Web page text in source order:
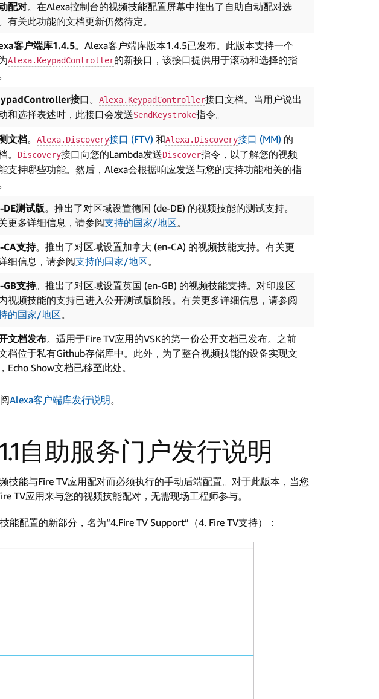
配对。在Alexa控制台的视频技能配置屏幕中推出了自助自动配对选
有关此功能的文档更新仍然待定。
客户端库1.4.5。Alexa客户端库版本1.4.5已发布。此版本支持一个
Alexa.KeypadController的新接口，该接口提供用于滚动和选择的指
接口。 Alexa.KeypadController接口文档。当用户说出
和选择表述时，此接口会发送SendKeystroke指令。
文档。 Alexa.Discovery接口 (FTV) 和Alexa.Discovery接口 (MM) 的
。
Discovery接口向您的Lambda发送Discover指令，以了解您的视频
支持哪些功能。然后，Alexa会根据响应发送与您的支持功能相关的指
DE测试版。推出了对区域设置德国 (de-DE) 的视频技能的测试支持。
更多详细信息，请参阅支持的国家/地区。
CA支持。推出了对区域设置加拿大 (en-CA) 的视频技能支持。有关更
细信息，请参阅支持的国家/地区。
GB支持。推出了对区域设置英国 (en-GB) 的视频技能支持。对印度区
视频技能的支持已进入公开测试版阶段。有关更多详细信息，请参阅
的国家/地区。
文档发布。适用于Fire TV应用的VSK的第一份公开文档已发布。之前
档位于私有Github存储库中。此外，为了整合视频技能的设备实现文
Echo Show文档已移至此处。
Alexa客户端库发行说明。
自助服务门户发行说明
技能与Fire TV应用配对而必须执行的手动后端配置。对于此版本，当您
TV应用来与您的视频技能配对，无需现场工程师参与。
配置的新部分，名为“4.Fire TV Support”（4. Fire TV支持）：